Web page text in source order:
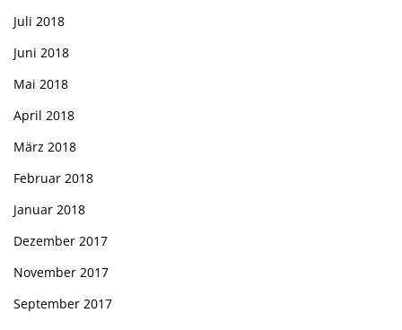
Juli 2018
Juni 2018
Mai 2018
April 2018
März 2018
Februar 2018
Januar 2018
Dezember 2017
November 2017
September 2017